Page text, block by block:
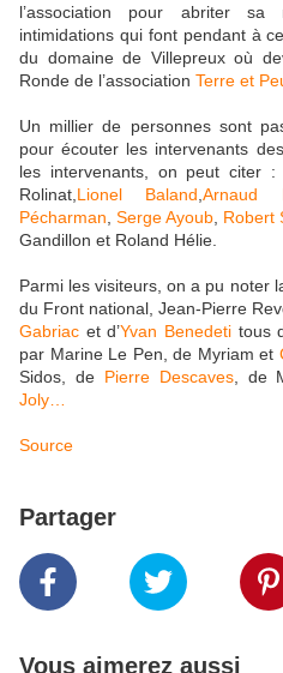
l’association pour abriter sa
intimidations qui font pendant à
du domaine de Villepreux où
Ronde de l’association Terre et
Un millier de personnes sont
pour écouter les intervenants
les intervenants, on peut citer :
Rolinat, Lionel Baland ,Arnaud
Pécharman Serge Ayoub Robert
Gandillon et Roland Hélie.
Parmi les visiteurs, on a pu noter
du Front national, Jean-Pierre
Gabriac et d’Yvan Benedeti tous
par Marine Le Pen, de Myriam et
Sidos, de Pierre Descaves, de
Joly…
Source
Partager
Vous aimerez aussi